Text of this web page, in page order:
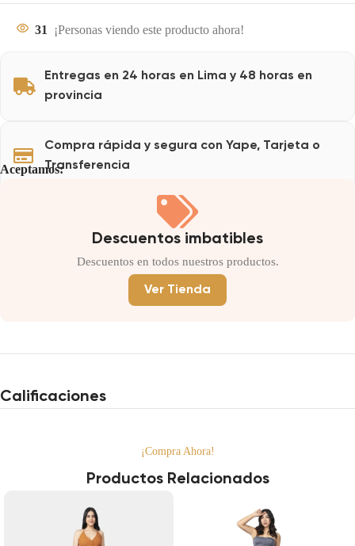
31 ¡Personas viendo este producto ahora!
Entregas en 24 horas en Lima y 48 horas en
provincia
Compra rápida y segura con Yape, Tarjeta o
Transferencia
Aceptamos:
Descuentos imbatibles
Descuentos en todos nuestros productos.
Ver Tienda
Calificaciones
¡Compra Ahora!
Productos Relacionados